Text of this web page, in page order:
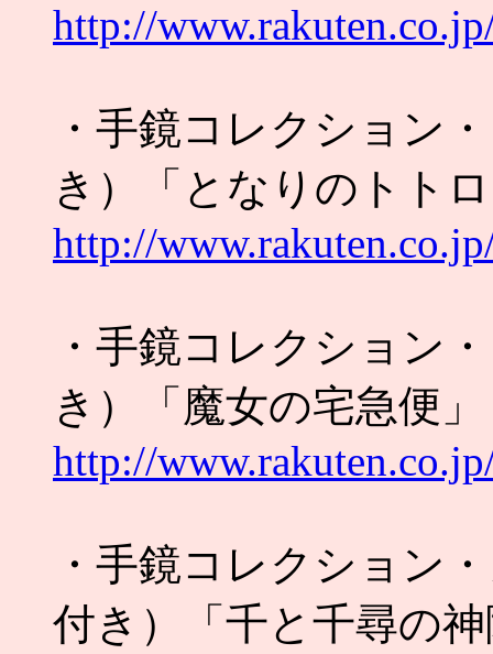
http://
・手鏡コレクション
き）「となりのトト
http://
・手鏡コレクション
き）「魔女の宅急便」
http://
・手鏡コレクション
付き）「千と千尋の